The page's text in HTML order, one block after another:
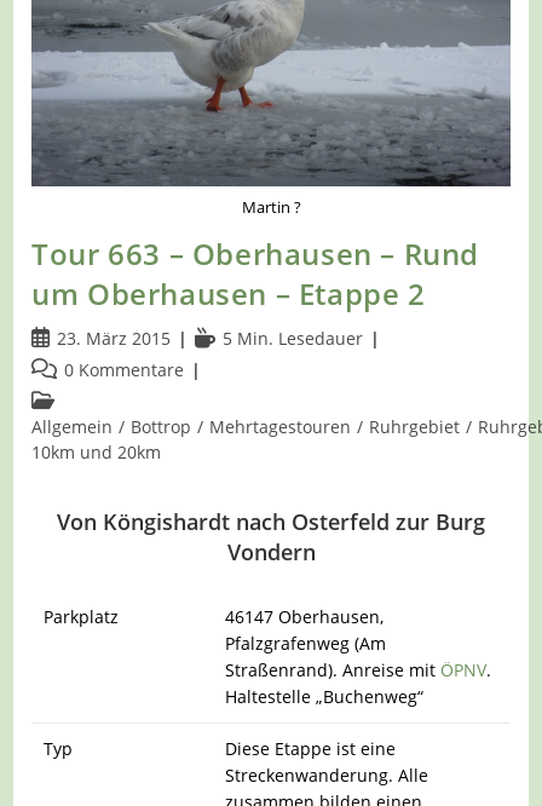
Martin ?
Tour 663 – Oberhausen – Rund
um Oberhausen – Etappe 2
Beitrag
veröffentlicht:
23. März 2015 Lesedauer:
5 Min. Lesedauer
Beitrags-
Kommentare:
0 Kommentare
Beitrags-
Kategorie:
Allgemein / Bottrop / Mehrtagestouren / Ruhrgebiet /
10km und 20km
Von Köngishardt nach Osterfeld zur Burg
Vondern
Parkplatz
46147 Oberhausen,
Pfalzgrafenweg (Am
Straßenrand). Anreise mit ÖPNV.
Haltestelle „Buchenweg“
Typ
Diese Etappe ist eine
Streckenwanderung. Alle